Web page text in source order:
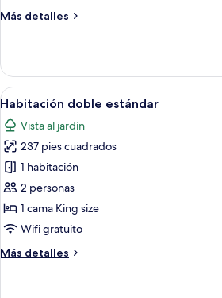
lago
Más detalles
Más
Deluxe,
vista
al
lago
Abrir
todas
las
fotos
de
Habitación
doble
estándar
Un
4
Habitación doble estándar
Vista al jardín
237 pies cuadrados
1 habitación
2 personas
1 cama King size
Wifi gratuito
Más detalles
Más